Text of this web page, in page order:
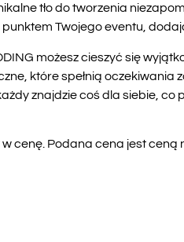
tło do tworzenia
Twojego eventu,
możesz cieszyć się
które spełnią
znajdzie coś dla siebie, co
cenę. Podana cena jest ceną